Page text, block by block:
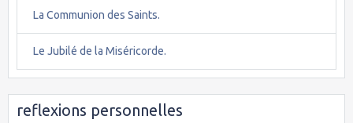
La Communion des Saints.
Le Jubilé de la Miséricorde.
reflexions personnelles